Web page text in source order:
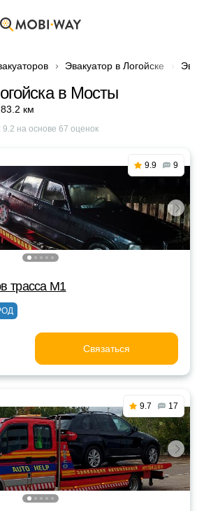
Эвакуатор в Логойске
в Мосты
км
9.2 на основе 67 оценок
9.9 9
трасса М1
Связаться
9.7 17